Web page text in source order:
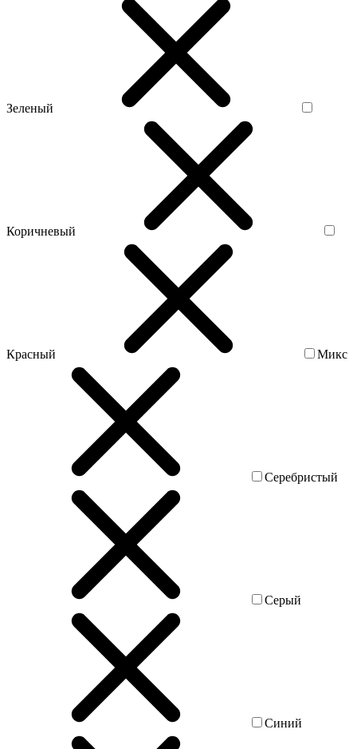
Зеленый
Коричневый
Красный Микс
Серебристый
Серый
Синий